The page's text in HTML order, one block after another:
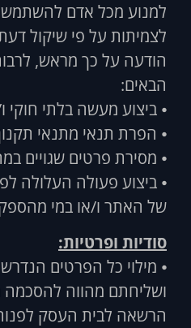
למנוע מכל אדם להשתמש
לצמיתות על פי שיקול
הודעה על כך מראש,
הבאים:
⦁ ביצוע מעשה בלתי חוקי
⦁ הפרת תנאי מתנאי
⦁ מסירת פרטים שגויים
⦁ ביצוע פעולה העלולה
של האתר ו/או במי
סודיות ופרטיות:
⦁ מילוי כל הפרטים
ושליחתם מהווה
הרשאה לבית העסק לפנות